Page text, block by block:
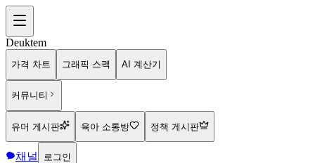
Deuktem
가격 차트 그래픽 스펙 AI 계산기
커뮤니티
유머 게시판 육아 소통방 정책 게시판
채널 로그인